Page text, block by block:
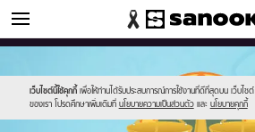
ดูดวง
เว็บไซต์นี้ใช้คุกกี้ เพื่อให้ท่านได้รับประสบการณ์การใช้งานที่ดีที่สุดบน เว็บไซต์
ของเรา โปรดศึกษาเพิ่มเติมที่ นโยบายความเป็นส่วนตัว และ นโยบายคุกกี้
new-
sanook.png